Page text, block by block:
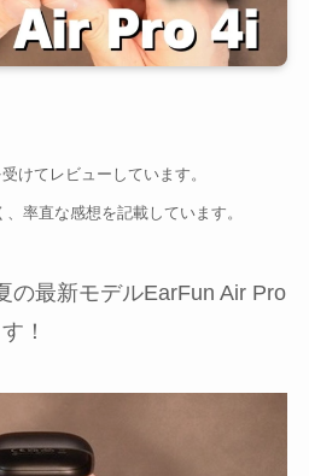
けてレビューしています。
率直な感想を記載しています。
の最新モデルEarFun Air Pro
！